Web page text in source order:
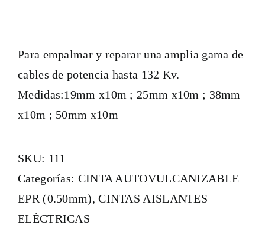
Contactar
Para empalmar y reparar una amplia gama de
cables de potencia hasta 132 Kv.
Medidas:19mm x10m ; 25mm x10m ; 38mm
x10m ; 50mm x10m
SKU: 111
Categorías: CINTA AUTOVULCANIZABLE
EPR (0.50mm),CINTAS AISLANTES
ELÉCTRICAS